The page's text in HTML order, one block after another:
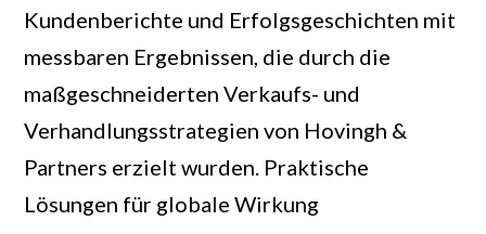
Kundenberichte und Erfolgsgeschichten mit
messbaren Ergebnissen, die durch die
maßgeschneiderten Verkaufs- und
Verhandlungsstrategien von Hovingh &
Partners erzielt wurden. Praktische
Lösungen für globale Wirkung